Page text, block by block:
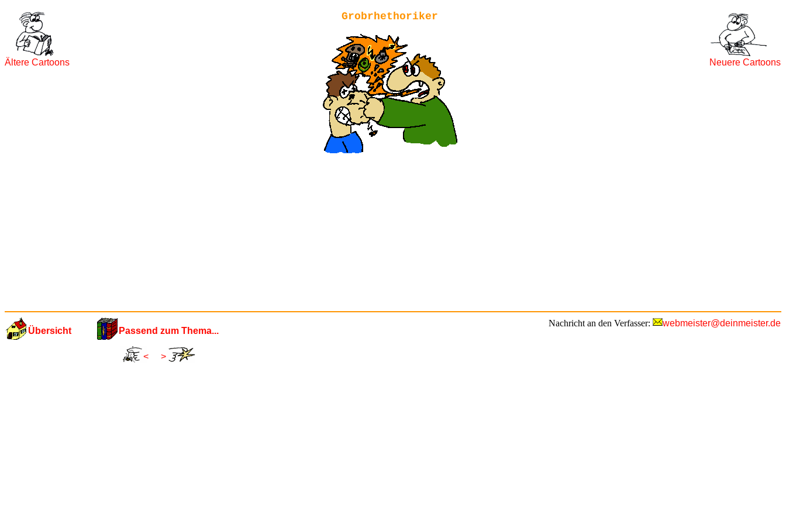
Ältere Cartoons Neuere Cartoons
Grobrhethoriker
Nachricht an den Verfasser: webmeister@deinmeister.de
Übersicht Passend zum Thema...
< >